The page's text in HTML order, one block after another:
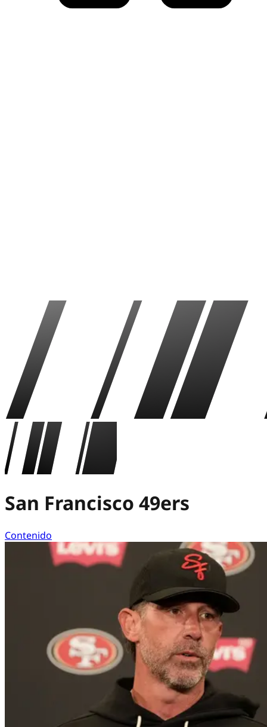
San Francisco 49ers
Contenido